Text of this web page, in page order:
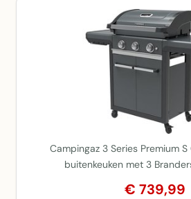
Campingaz 3 Series Premium
buitenkeuken met 3
€ 739,99